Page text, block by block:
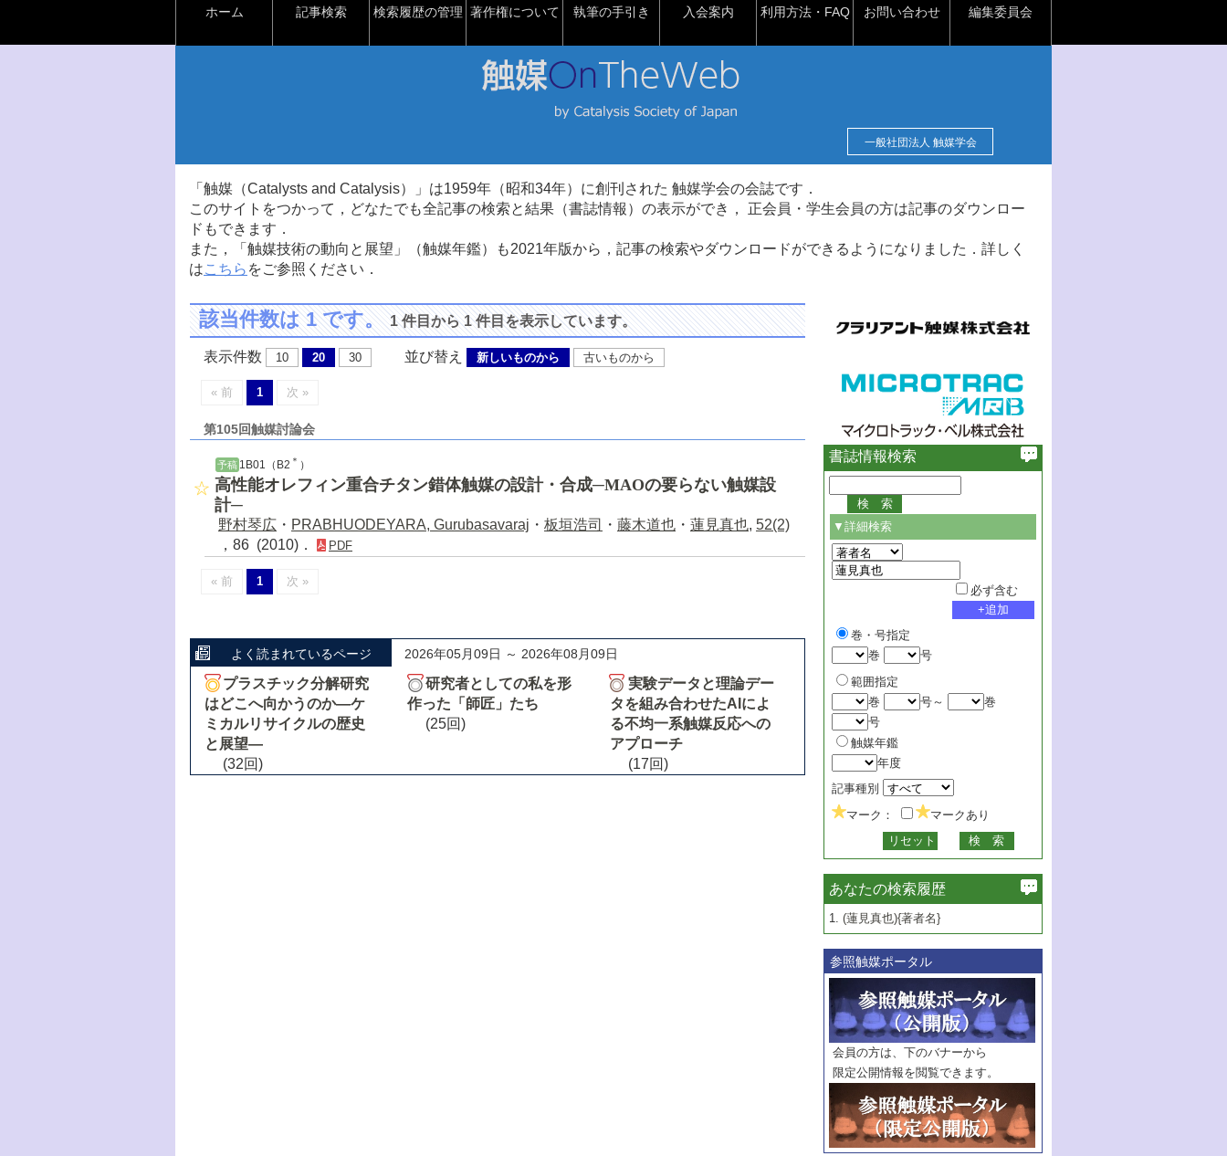
ホーム 記事検索 検索履歴の管理 著作権について 執筆の手引き 入会案内 利用方法・FAQ お問い合わせ 編集委員会
一般社団法人 触媒学会
「触媒（Catalysts and Catalysis）」は1959年（昭和34年）に創刊された 触媒学会の会誌です．
このサイトをつかって，どなたでも全記事の検索と結果（書誌情報）の表示ができ， 正会員・学生会員の方は記事のダウンロー
ドもできます．
また，「触媒技術の動向と展望」（触媒年鑑）も2021年版から，記事の検索やダウンロードができるようになりました．詳しく
はこちら をご参照ください．
該当件数は 1 です。1 件目から 1 件目を表示しています。
表示件数 10 20 30 並び替え 新しいものから 古いものから
« 前 1 次 »
第105回触媒討論会
予稿 1B01（B2 ＊ ）
高性能オレフィン重合チタン錯体触媒の設計・合成─MAOの要らない触媒設
計─
野村琴広 ・ PRABHUODEYARA, Gurubasavaraj ・ 板垣浩司 ・ 藤木道也 ・ 蓮見真也, 52(2)
，86 (2010)．
PDF
« 前 1 次 »
よく読まれているページ 2026年05月09日 ～ 2026年08月09日
プラスチック分解研究
はどこへ向かうのか―ケ
ミカルリサイクルの歴史
と展望―
(32回)
研究者としての私を形
作った「師匠」たち
(25回)
実験データと理論デー
タを組み合わせたAIによ
る不均一系触媒反応への
アプローチ
(17回)
書誌情報検索
▼詳細検索
必ず含む
巻・号指定
巻
号
範囲指定
巻
号～
巻
号
触媒年鑑
年度
記事種別
マーク：
マークあり
あなたの検索履歴
1. (蓮見真也){著者名}
参照触媒ポータル
会員の方は、下のバナーから
限定公開情報を閲覧できます。